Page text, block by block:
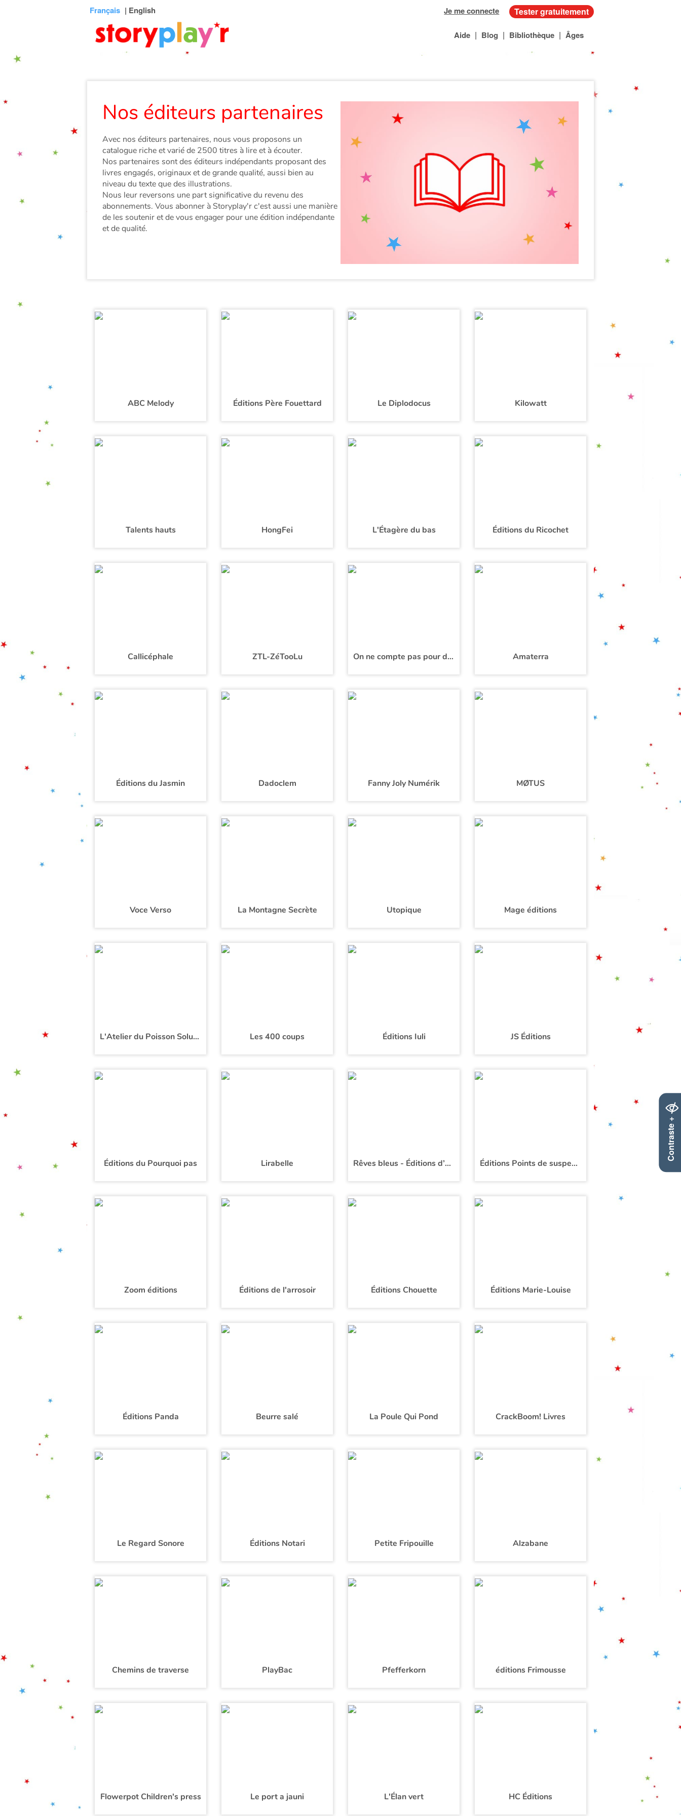
Contraste +
Français | English Je me connecte Tester gratuitement
Aide | Blog | Bibliothèque | Âges
Nos éditeurs partenaires
Avec nos éditeurs partenaires, nous vous proposons un
catalogue riche et varié de 2500 titres à lire et à écouter.
Nos partenaires sont des éditeurs indépendants proposant des
livres engagés, originaux et de grande qualité, aussi bien au
niveau du texte que des illustrations.
Nous leur reversons une part significative du revenu des
abonnements. Vous abonner à Storyplay'r c'est aussi une manière
de les soutenir et de vous engager pour une édition indépendante
et de qualité.
ABC Melody Éditions Père Fouettard Le Diplodocus Kilowatt
Talents hauts HongFei L'Étagère du bas Éditions du Ricochet
Callicéphale ZTL-ZéTooLu On ne compte pas pour du beurre Amaterra
Éditions du Jasmin Dadoclem Fanny Joly Numérik MØTUS
Voce Verso La Montagne Secrète Utopique Mage éditions
L'Atelier du Poisson Soluble Les 400 coups Éditions Iuli JS Éditions
Éditions du Pourquoi pas Lirabelle Rêves bleus - Éditions d’Orbestier Éditions Points de suspension
Zoom éditions Éditions de l'arrosoir Éditions Chouette Éditions Marie-Louise
Éditions Panda Beurre salé La Poule Qui Pond CrackBoom! Livres
Le Regard Sonore Éditions Notari Petite Fripouille Alzabane
Chemins de traverse PlayBac Pfefferkorn éditions Frimousse
Flowerpot Children's press Le port a jauni L'Élan vert HC Éditions